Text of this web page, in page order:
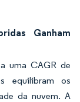
Ganham
uma CAGR de
equilibram os
da nuvem. A